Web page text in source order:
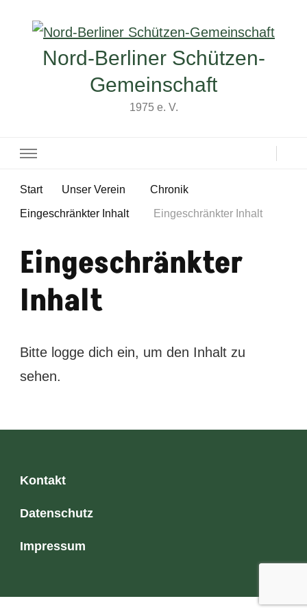
Nord-Berliner Schützen-
Gemeinschaft
1975 e. V.
Start Unser Verein Chronik
Eingeschränkter Inhalt Eingeschränkter Inhalt
Eingeschränkter
Inhalt
Bitte logge dich ein, um den Inhalt zu
sehen.
Kontakt
Datenschutz
Impressum